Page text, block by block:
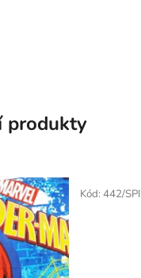
produkty
Kód: 442/SPI